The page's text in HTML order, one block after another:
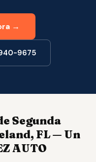
→
9675
Segunda
FL — Un
AUTO